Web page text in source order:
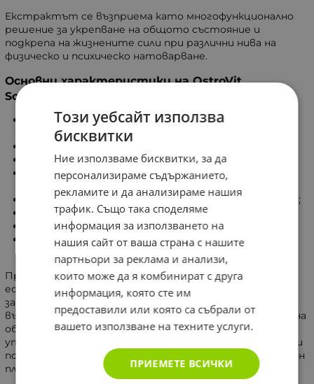
Екстрактът се възприема като многофункционално
решение за укрепване на общото състояние и
подкрепа на жизнените сили при различни нива на
физическо и психическо натоварване.
Основни характеристики на OstroVit
Schisandra Chinensis 500 mg / Vege
Укрепващо и тонизиращо действие върху целия
организъм;
Подкрепа за дейността на нервната система;
Благоприятно влияние върху функциите на
сърдечносъдовата система;
Съдействие за нормалната циркулация на кръвта;
Подпомагане на храносмилателните процеси;
Участие в правилната обмяна на веществата;
Положително въздействие върху емоционалния
баланс и устойчивостта при напрежение.
Продуктът намира приложение за поддържане на
естествения баланс в организма и подкрепа на
защитните механизми. Той съдейства за
възстановяване на енергийния тонус и подобряване на
общото благосъстояние. Смята се, че системната
употреба допринася за съхраняване на жизнеността и
поддържане на физическата активност в дългосрочен
план.
Този уебсайт използва
бисквитки
Ние използваме бисквитки, за да
персонализираме съдържанието,
рекламите и да анализираме нашия
трафик. Също така споделяме
информация за използването на
нашия сайт от ваша страна с нашите
партньори за реклама и анализи,
които може да я комбинират с друга
информация, която сте им
предоставили или която са събрали от
вашето използване на техните услуги.
ПРИЕМЕТЕ ВСИЧКИ